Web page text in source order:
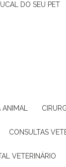
DO SEU PET
ANIMAL
CONSULTAS
VETERINÁRIO